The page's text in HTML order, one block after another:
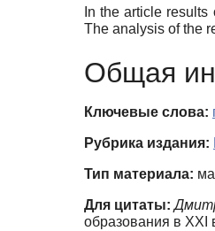
In the article
The analysis of the
Общая
Ключевые слова:
Рубрика издания:
Тип материала:
Для цитаты:
образования в XXI